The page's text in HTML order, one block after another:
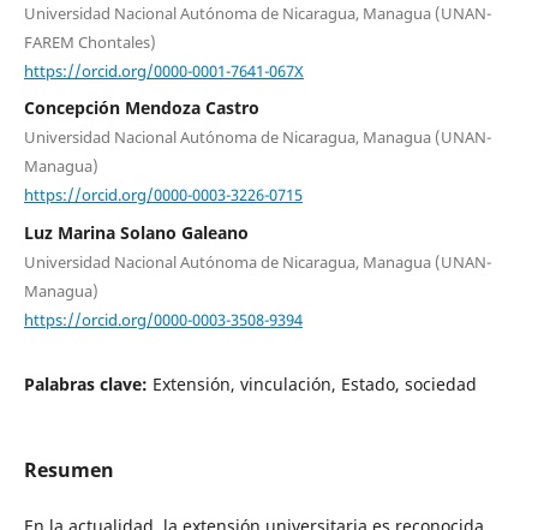
Universidad Nacional Autónoma de Nicaragua, Managua (UNAN-
FAREM Chontales)
https://orcid.org/0000-0001-7641-067X
Concepción Mendoza Castro
Universidad Nacional Autónoma de Nicaragua, Managua (UNAN-
Managua)
https://orcid.org/0000-0003-3226-0715
Luz Marina Solano Galeano
Universidad Nacional Autónoma de Nicaragua, Managua (UNAN-
Managua)
https://orcid.org/0000-0003-3508-9394
Palabras clave: Extensión, vinculación, Estado, sociedad
Resumen
En la actualidad, la extensión universitaria es reconocida